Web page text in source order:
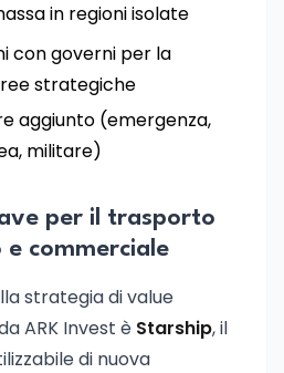
in regioni isolate
con governi per la
strategiche
aggiunto (emergenza,
militare)
per il trasporto
commerciale
strategia di value
ARK Invest è Starship, il
di nuova